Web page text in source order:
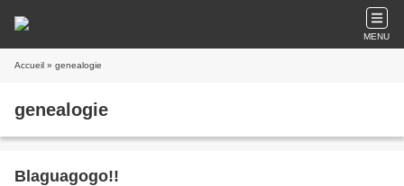
MENU
Accueil » genealogie
genealogie
Blaguagogo!!